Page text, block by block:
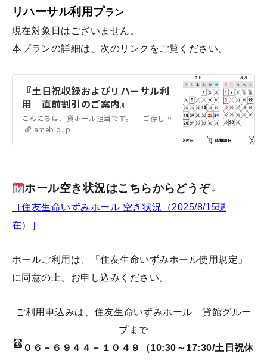
リハーサル利用プラン
現在対象日はございません。
本プランの詳細は、次のリンクをご覧ください。
『土日祝収録およびリハーサル利
用 直前割引のご案内』
こんにちは、貸ホール担当です。 ご存じの方もいらっしゃると思いますが、弊ホールは公演利用以外にも、収録利用や弊ホール開催公演のリハーサル利用が可能です。この…
ameblo.jp
ホール空き状況はこちらからどうぞ↓
［住友生命いずみホール 空き状況（2025/8/15現
在）］
ホールご利用は、「住友生命いずみホール使用規定 」
に同意の上、お申し込みください。
ご利用申込みは、住友生命いずみホール 貸館グルー
プまで
０６－６９４４－１０４９（10:30～17:30/土日祝休